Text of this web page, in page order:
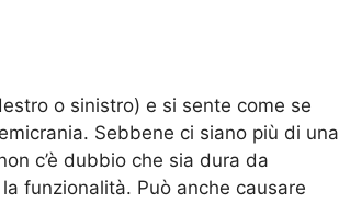
o sinistro) e si sente come se
Sebbene ci siano più di una
c’è dubbio che sia dura da
funzionalità. Può anche causare